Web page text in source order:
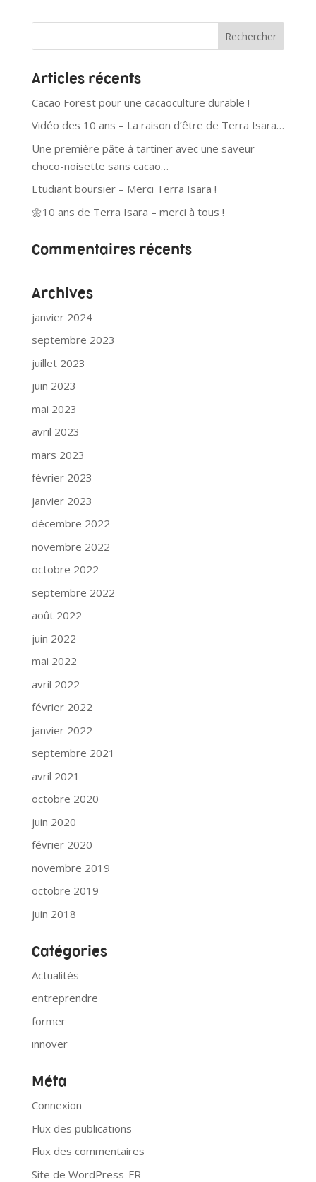
Articles récents
Cacao Forest pour une cacaoculture durable !
Vidéo des 10 ans – La raison d’être de Terra Isara…
Une première pâte à tartiner avec une saveur
choco-noisette sans cacao…
Etudiant boursier – Merci Terra Isara !
🌼10 ans de Terra Isara – merci à tous !
Commentaires récents
Archives
janvier 2024
septembre 2023
juillet 2023
juin 2023
mai 2023
avril 2023
mars 2023
février 2023
janvier 2023
décembre 2022
novembre 2022
octobre 2022
septembre 2022
août 2022
juin 2022
mai 2022
avril 2022
février 2022
janvier 2022
septembre 2021
avril 2021
octobre 2020
juin 2020
février 2020
novembre 2019
octobre 2019
juin 2018
Catégories
Actualités
entreprendre
former
innover
Méta
Connexion
Flux des publications
Flux des commentaires
Site de WordPress-FR